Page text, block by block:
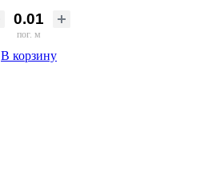
пог. м
В корзину